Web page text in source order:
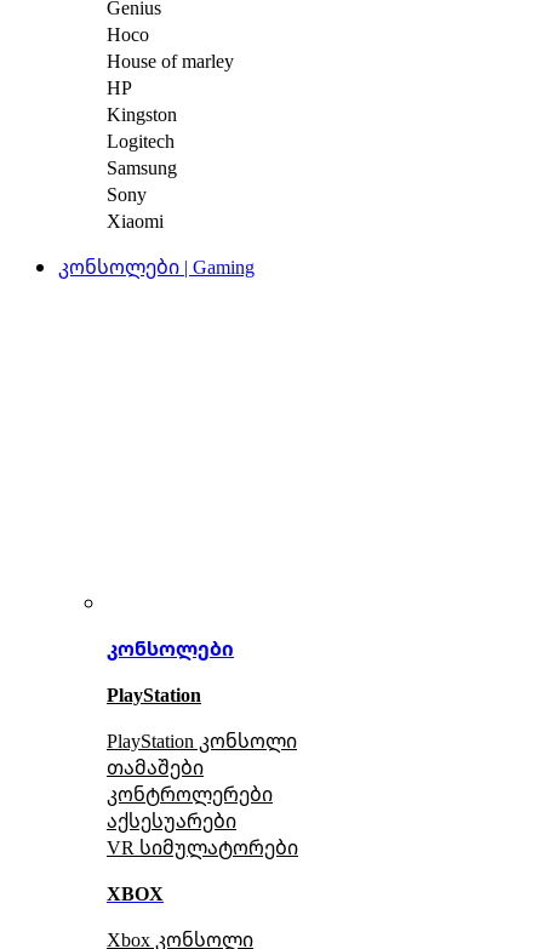
Genius
Hoco
House of marley
HP
Kingston
Logitech
Samsung
Sony
Xiaomi
კონსოლები | Gaming
კონსოლები
PlayStation
PlayStation კონსოლი
თამაშები
კონტროლერები
აქსესუარები
VR სიმულატორები
XBOX
Xbox კონსოლი